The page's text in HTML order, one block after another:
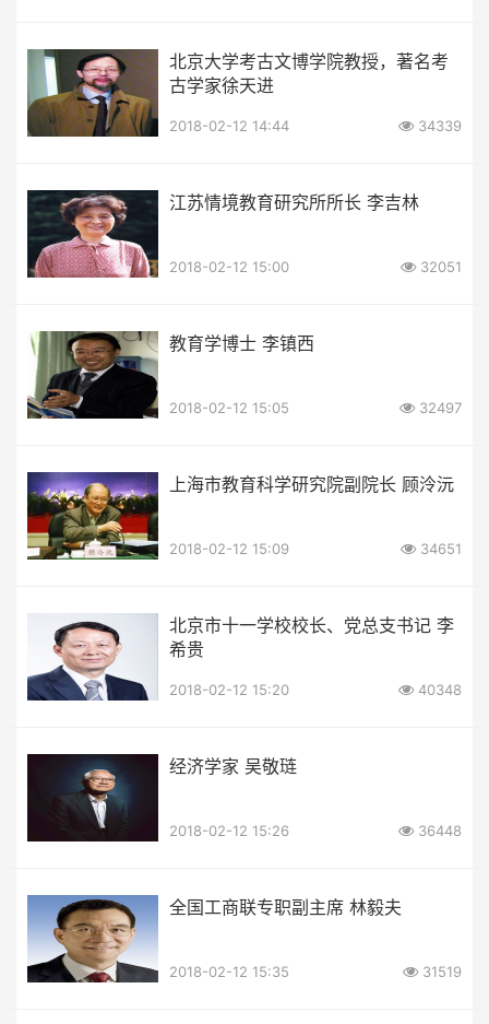
北京大学考古文博学院教授，著名考
古学家徐天进
2018-02-12 14:44 34339
江苏情境教育研究所所长 李吉林
2018-02-12 15:00 32051
教育学博士 李镇西
2018-02-12 15:05 32497
上海市教育科学研究院副院长 顾泠沅
2018-02-12 15:09 34651
北京市十一学校校长、党总支书记 李
希贵
2018-02-12 15:20 40348
经济学家 吴敬琏
2018-02-12 15:26 36448
全国工商联专职副主席 林毅夫
2018-02-12 15:35 31519